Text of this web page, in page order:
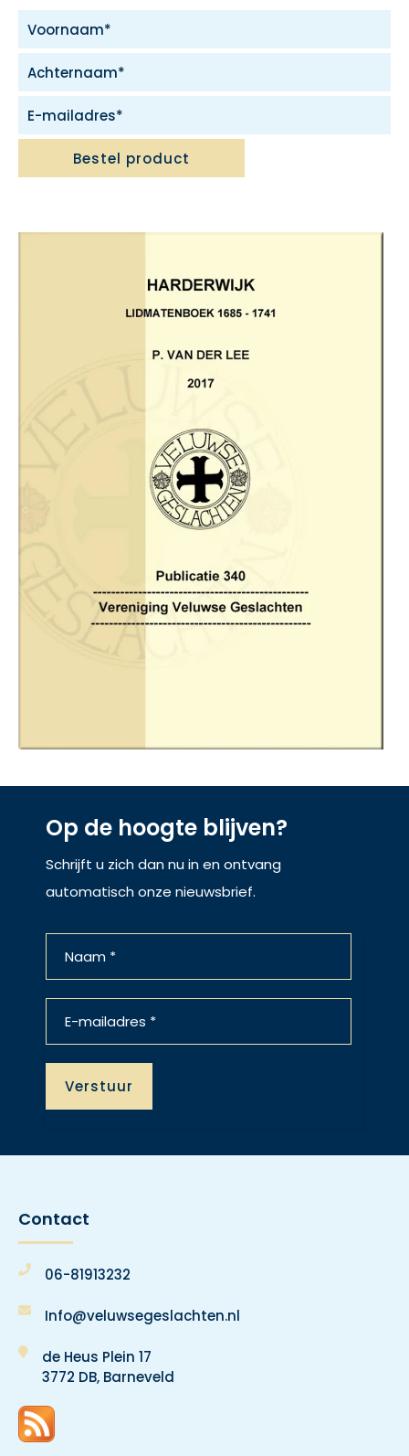
Bestel product
Op de hoogte blijven?
Schrijft u zich dan nu in en ontvang
automatisch onze nieuwsbrief.
Contact
06-81913232
Info@veluwsegeslachten.nl
de Heus Plein 17
3772 DB, Barneveld